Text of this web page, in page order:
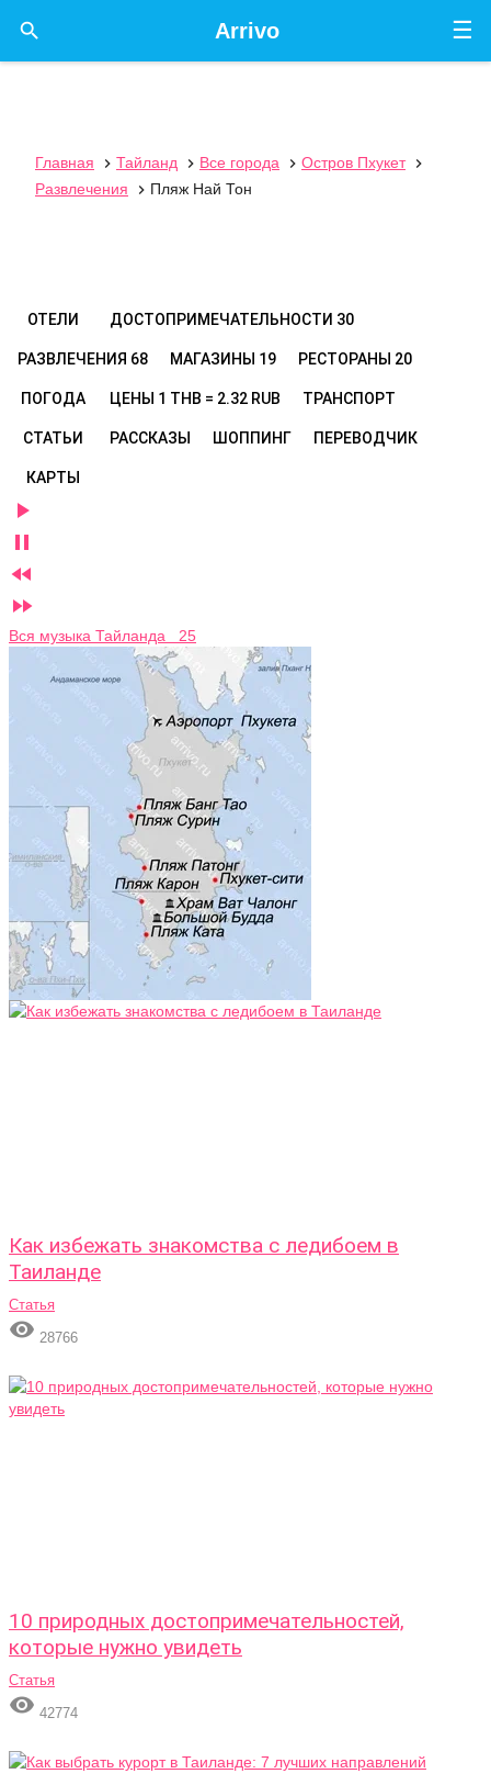
☰
Arrivo

Главная  Тайланд  Все города  Остров Пхукет

Развлечения
 Пляж Най Тон
ОТЕЛИ ДОСТОПРИМЕЧАТЕЛЬНОСТИ 30
РАЗВЛЕЧЕНИЯ 68 МАГАЗИНЫ 19 РЕСТОРАНЫ 20
ПОГОДА ЦЕНЫ 1 THB = 2.32 RUB ТРАНСПОРТ
СТАТЬИ РАССКАЗЫ ШОППИНГ ПЕРЕВОДЧИК
КАРТЫ




Вся музыка Тайланда 25
Как избежать знакомства с ледибоем в
Таиланде
Статья
 28766
10 природных достопримечательностей,
которые нужно увидеть
Статья
 42774